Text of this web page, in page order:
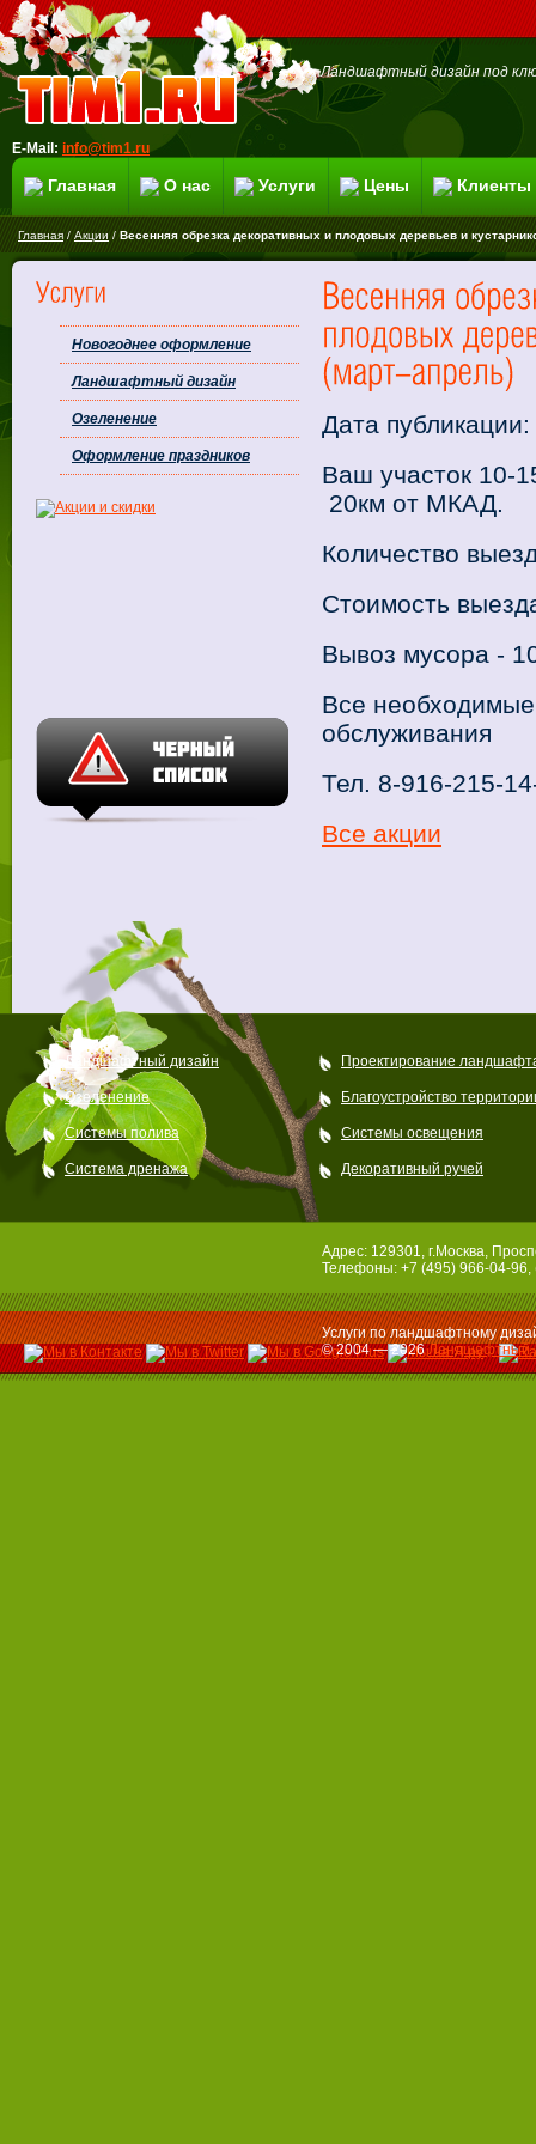
Ландшафтный дизайн под
E-Mail: info@tim1.ru
Главная О нас Услуги Цены Клиенты
Главная/Акции/Весенняя обрезка декоративных и плодовых деревьев и
Дата
Ваш участок 10-
20км от МКАД.
Количество
Стоимость
Вывоз мусора -
Все
обслуживания
Тел. 8-916-215-
Все акции
Новогоднее оформление
Ландшафтный дизайн
Озеленение
Оформление праздников
Ландшафтный дизайн Проектирование
Озеленение Благоустройство
Системы полива Системы освещения
Система дренажа Декоративный ручей
Адрес: 129301, г.Москва,
Телефоны: +7 (495) 966-04-96,
Услуги по ландшафтному
© 2004 — 2026Ландшафтный